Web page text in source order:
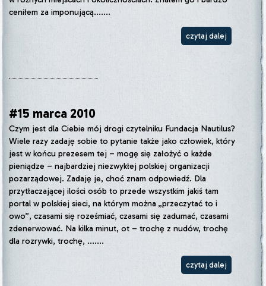
ceniłem za imponującą.......
czytaj dalej
#15 marca 2010
Czym jest dla Ciebie mój drogi czytelniku Fundacja Nautilus?
Wiele razy zadaję sobie to pytanie także jako człowiek, który
jest w końcu prezesem tej – mogę się założyć o każde
pieniądze – najbardziej niezwykłej polskiej organizacji
pozarządowej. Zadaję je, choć znam odpowiedź. Dla
przytłaczającej ilości osób to przede wszystkim jakiś tam
portal w polskiej sieci, na którym można „przeczytać to i
owo”, czasami się roześmiać, czasami się zadumać, czasami
zdenerwować. Na kilka minut, ot – trochę z nudów, trochę
dla rozrywki, trochę, .......
czytaj dalej